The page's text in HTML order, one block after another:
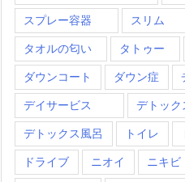
スプレー容器 スリム
タオルの匂い タトゥー
ダウンコート ダウン症
デイサービス デトック
デトックス風呂 トイレ
ドライブ ニオイ ニキビ